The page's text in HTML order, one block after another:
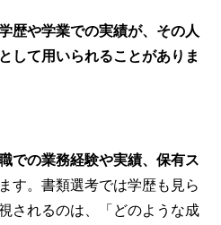
歴や学業での実績が、その人
して用いられることがありま
での業務経験や実績、保有ス
す。書類選考では学歴も見ら
されるのは、「どのような成